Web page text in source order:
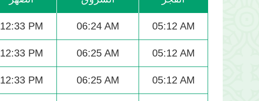
12:33 PM 06:24 AM 05:12 AM
12:33 PM 06:25 AM 05:12 AM
12:33 PM 06:25 AM 05:12 AM